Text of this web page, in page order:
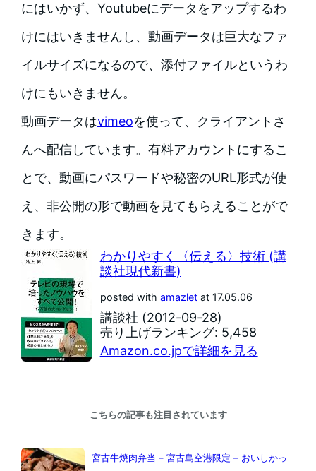
にはいかず、Youtubeにデータをアップするわ
けにはいきませんし、動画データは巨大なファ
イルサイズになるので、添付ファイルというわ
けにもいきません。
動画データはvimeoを使って、クライアントさ
んへ配信しています。有料アカウントにするこ
とで、動画にパスワードや秘密のURL形式が使
え、非公開の形で動画を見てもらえることがで
きます。
わかりやすく〈伝える〉技術 (講
談社現代新書)
posted with amazletat 17.05.06
講談社 (2012-09-28)
売り上げランキング: 5,458
Amazon.co.jpで詳細を見る
こちらの記事も注目されています
宮古牛焼肉弁当 – 宮古島空港限定 – おいしかっ